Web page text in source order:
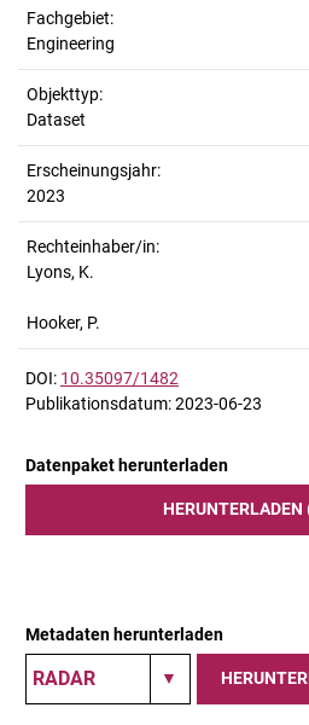
Fachgebiet:
Engineering
Objekttyp:
Dataset
Erscheinungsjahr:
2023
Rechteinhaber/in:
Lyons, K.
Hooker, P.
DOI: 10.35097/1482
Publikationsdatum: 2023-06-23
Datenpaket herunterladen
HERUNTERLADEN
Metadaten herunterladen